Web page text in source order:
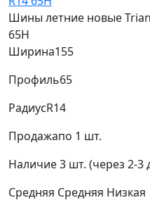
Шины летние новые
65H
Ширина155
Профиль65
РадиусR14
Продажапо 1 шт.
Наличие3 шт. (через 2-3
Средняя Средняя Низкая